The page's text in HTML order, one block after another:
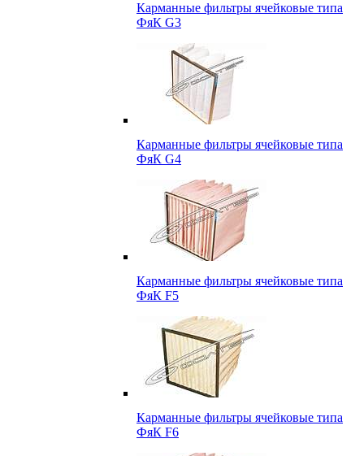
Карманные фильтры ячейковые типа
ФяК G3
Карманные фильтры ячейковые типа
ФяК G4
Карманные фильтры ячейковые типа
ФяК F5
Карманные фильтры ячейковые типа
ФяК F6